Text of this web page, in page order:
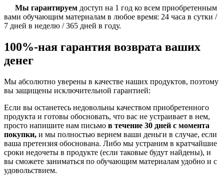
Мы гарантируем доступ на 1 год ко всем приобретенным
вами обучающим материалам в любое время: 24 часа в сутки /
7 дней в неделю / 365 дней в году.
100%-ная гарантия возврата ваших
денег
Мы абсолютно уверены в качестве наших продуктов, поэтому
вы защищены исключительной гарантией:
Если вы останетесь недовольны качеством приобретенного
продукта и готовы обосновать, что вас не устраивает в нем,
просто напишите нам письмо в течение 30 дней с момента
покупки, и мы полностью вернем ваши деньги в случае, если
ваша претензия обоснована. Либо мы устраним в кратчайшие
сроки недочеты в продукте (если таковые будут найдены), и
вы сможете заниматься по обучающим материалам удобно и с
удовольствием.